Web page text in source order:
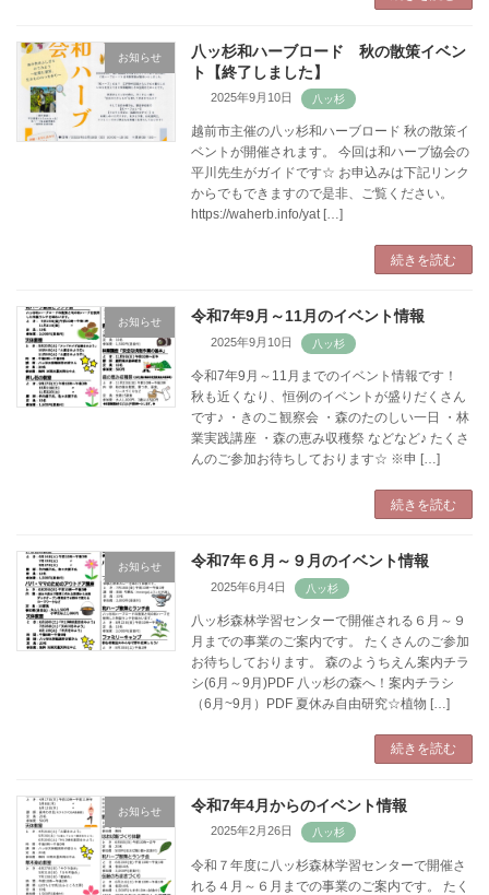
お知らせ
八ッ杉和ハーブロード 秋の散策イベン
ト【終了しました】
2025年9月10日
越前市主催の八ッ杉和ハーブロード 秋の散策イ
ベントが開催されます。 今回は和ハーブ協会の
平川先生がガイドです☆ お申込みは下記リンク
からでもできますので是非、ご覧ください。
https://waherb.info/yat […]
続きを読む
お知らせ 令和7年9月～11月のイベント情報
2025年9月10日
令和7年9月～11月までのイベント情報です！
秋も近くなり、恒例のイベントが盛りだくさん
です♪ ・きのこ観察会 ・森のたのしい一日 ・林
業実践講座 ・森の恵み収穫祭 などなど♪ たくさ
んのご参加お待ちしております☆ ※申 […]
続きを読む
お知らせ 令和7年６月～９月のイベント情報
2025年6月4日
八ッ杉森林学習センターで開催される６月～９
月までの事業のご案内です。 たくさんのご参加
お待ちしております。 森のようちえん案内チラ
シ(6月～9月)PDF 八ッ杉の森へ！案内チラシ
（6月~9月）PDF 夏休み自由研究☆植物 […]
続きを読む
お知らせ 令和7年4月からのイベント情報
2025年2月26日
令和７年度に八ッ杉森林学習センターで開催さ
れる４月～６月までの事業のご案内です。 たく